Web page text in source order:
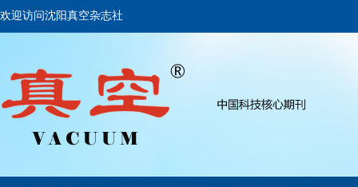
欢迎访问沈阳真空杂志社